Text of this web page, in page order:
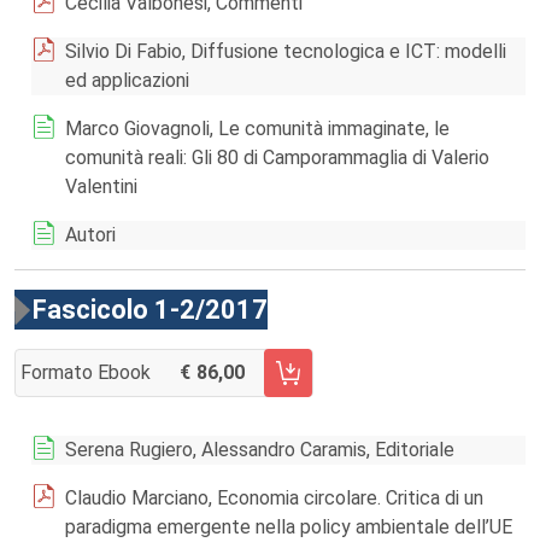
Silvio Di Fabio, Diffusione tecnologica e ICT: modelli
ed applicazioni
Marco Giovagnoli, Le comunità immaginate, le
comunità reali: Gli 80 di Camporammaglia di Valerio
Valentini
Autori
Fascicolo 1-2/2017
Formato Ebook 86,00
AGGIUNGI AL CARRELLO FASCICOLO 1-2/2017
Serena Rugiero, Alessandro Caramis, Editoriale
Claudio Marciano, Economia circolare. Critica di un
paradigma emergente nella policy ambientale dell’UE